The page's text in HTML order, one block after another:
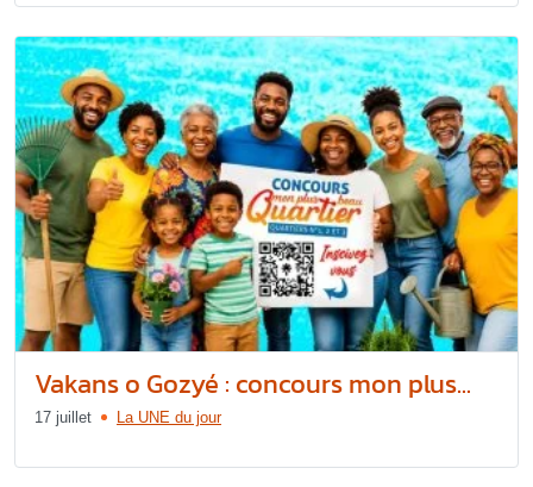
Vakans o Gozyé : concours mon plus...
17 juillet La UNE du jour